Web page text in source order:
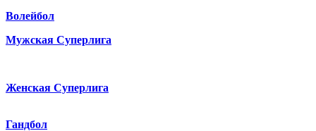
Волейбол
Мужская Суперлига
Женская Суперлига
Гандбол